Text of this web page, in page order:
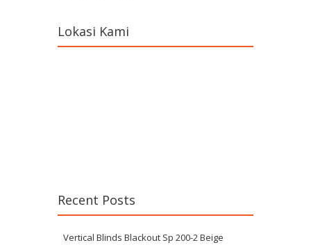
Lokasi Kami
Recent Posts
Vertical Blinds Blackout Sp 200-2 Beige